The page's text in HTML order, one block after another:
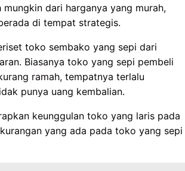
dari harganya yang murah,
di tempat strategis.
toko sembako yang sepi dari
Biasanya toko yang sepi pembeli
ramah, tempatnya terlalu
punya uang kembalian.
keunggulan toko yang laris pada
yang ada pada toko yang sepi